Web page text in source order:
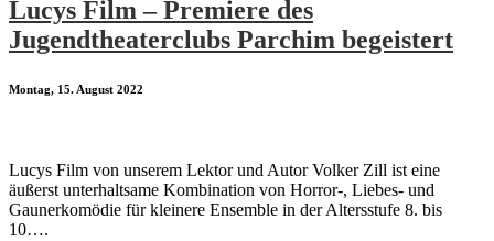
Lucys Film – Premiere des
Jugendtheaterclubs Parchim begeistert
Montag, 15. August 2022
Lucys Film von unserem Lektor und Autor Volker Zill ist eine
äußerst unterhaltsame Kombination von Horror-, Liebes- und
Gaunerkomödie für kleinere Ensemble in der Altersstufe 8. bis
10….